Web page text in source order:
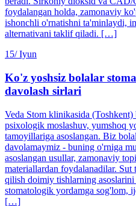
foydalangan holda, zamonaviy
ishonchli o'rnatishni ta'minlaydi,
alternativani taklif qiladi. […]
15/ Iyun
Ko'z yoshsiz bolalar
davolash sirlari
Veda Stom klinikasida
psixologik moslashuv, yumshoq
tamoyillariga asoslangan. Biz
davolamaymiz - buning o'rniga
asoslangan usullar, zamonaviy
materiallardan foydalanadilar.
qilish doimiy tishlarning
stomatologik yordamga sog'lom,
[…]